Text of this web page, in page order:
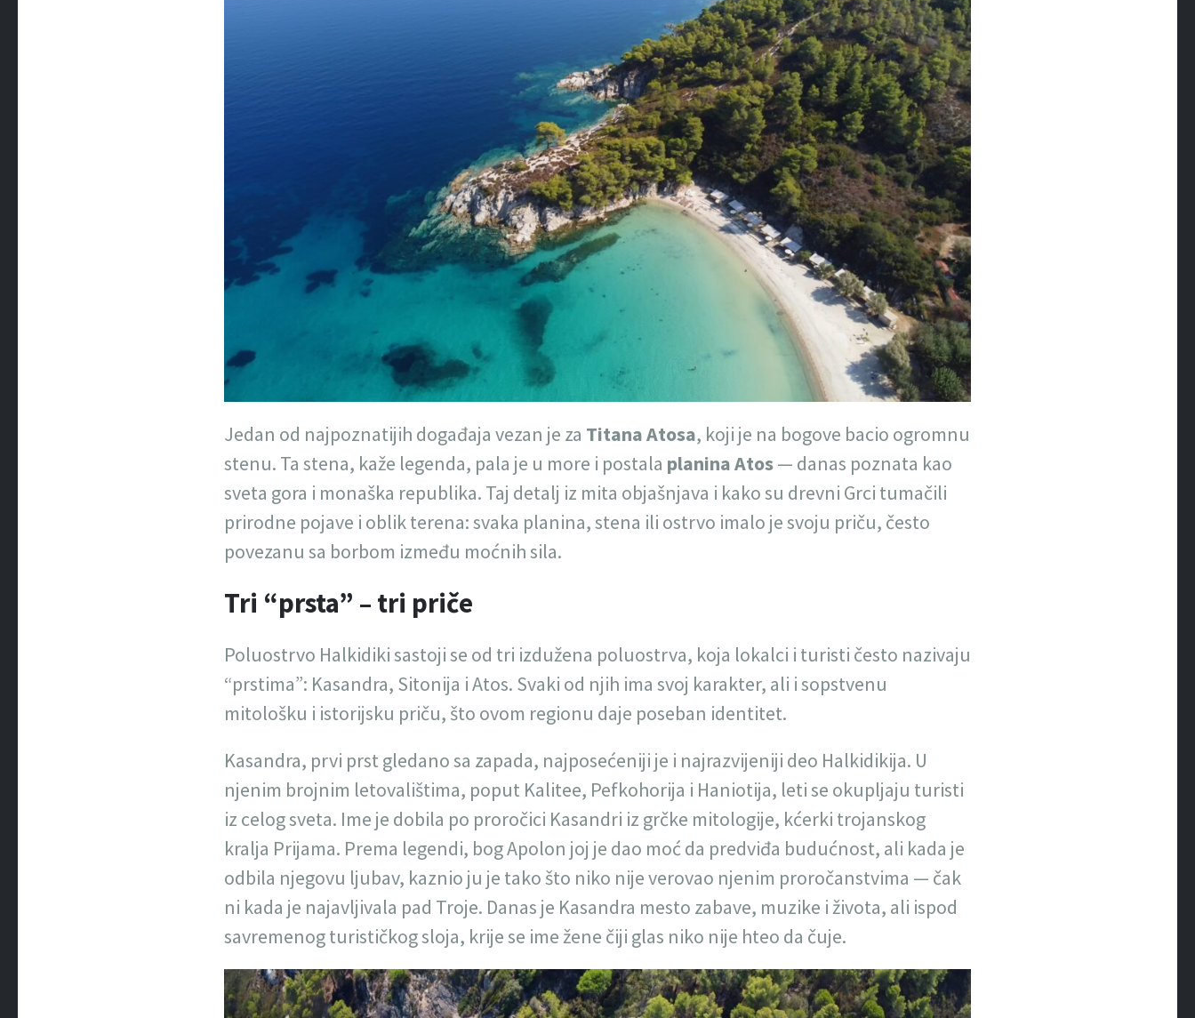
Jedan od najpoznatijih događaja vezan je za Titana Atosa, koji je na bogove bacio ogromnu
stenu. Ta stena, kaže legenda, pala je u more i postala planina Atos— danas poznata kao
sveta gora i monaška republika. Taj detalj iz mita objašnjava i kako su drevni Grci tumačili
prirodne pojave i oblik terena: svaka planina, stena ili ostrvo imalo je svoju priču, često
povezanu sa borbom između moćnih sila.
Tri “prsta” – tri priče
Poluostrvo Halkidiki sastoji se od tri izdužena poluostrva, koja lokalci i turisti često nazivaju
“prstima”: Kasandra, Sitonija i Atos. Svaki od njih ima svoj karakter, ali i sopstvenu
mitološku i istorijsku priču, što ovom regionu daje poseban identitet.
Kasandra, prvi prst gledano sa zapada, najposećeniji je i najrazvijeniji deo Halkidikija. U
njenim brojnim letovalištima, poput Kalitee, Pefkohorija i Haniotija, leti se okupljaju turisti
iz celog sveta. Ime je dobila po proročici Kasandri iz grčke mitologije, kćerki trojanskog
kralja Prijama. Prema legendi, bog Apolon joj je dao moć da predviđa budućnost, ali kada je
odbila njegovu ljubav, kaznio ju je tako što niko nije verovao njenim proročanstvima — čak
ni kada je najavljivala pad Troje. Danas je Kasandra mesto zabave, muzike i života, ali ispod
savremenog turističkog sloja, krije se ime žene čiji glas niko nije hteo da čuje.